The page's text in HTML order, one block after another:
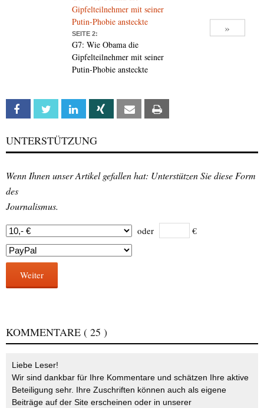
Gipfelteilnehmer mit seiner
Putin-Phobie ansteckte
SEITE 2:
G7: Wie Obama die
Gipfelteilnehmer mit seiner
Putin-Phobie ansteckte
»
Facebook Twitter Linkedin Xing Email
UNTERSTÜTZUNG
Wenn Ihnen unser Artikel gefallen hat: Unterstützen Sie diese Form
des
Journalismus.
oder €
Weiter
KOMMENTARE ( 25 )
Liebe Leser!
Wir sind dankbar für Ihre Kommentare und schätzen Ihre aktive
Beteiligung sehr. Ihre Zuschriften können auch als eigene
Beiträge auf der Site erscheinen oder in unserer